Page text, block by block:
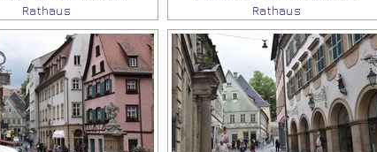
Rathaus
Rathaus